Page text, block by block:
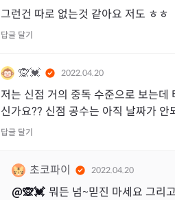
그런건 따로 없는것 같아요 저도 ㅎㅎ
답글 달기
🙊💓 2022.04.20
저는 신점 거의 중독 수준으로 보는데
신가요?? 신점 공수는 아직 날짜가 안
답글 달기
초코파이 2022.04.20
@🙊💓 뭐든 넘~믿진 마세요 그리